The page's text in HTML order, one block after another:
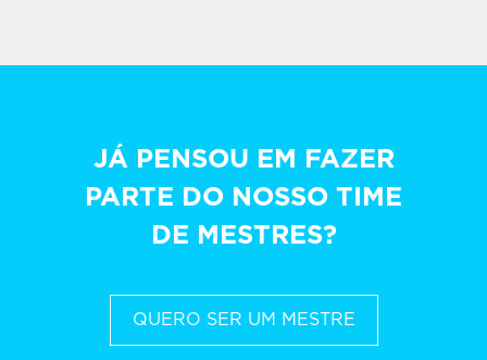
JÁ PENSOU EM FAZER
PARTE DO NOSSO TIME
DE MESTRES?
QUERO SER UM MESTRE